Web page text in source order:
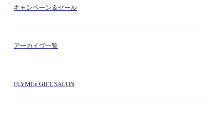
キャンペーン＆セール
アーカイヴ一覧
FLYMEe GIFT SALON